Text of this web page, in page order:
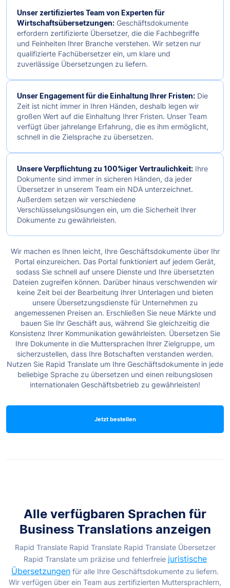
Unser zertifiziertes Team von Experten für
Wirtschaftsübersetzungen: Geschäftsdokumente
erfordern zertifizierte Übersetzer, die die Fachbegriffe
und Feinheiten Ihrer Branche verstehen. Wir setzen nur
qualifizierte Fachübersetzer ein, um klare und
zuverlässige Übersetzungen zu liefern.
Unser Engagement für die Einhaltung Ihrer Fristen: Die
Zeit ist nicht immer in Ihren Händen, deshalb legen wir
großen Wert auf die Einhaltung Ihrer Fristen. Unser Team
verfügt über jahrelange Erfahrung, die es ihm ermöglicht,
schnell in die Zielsprache zu übersetzen.
Unsere Verpflichtung zu 100%iger Vertraulichkeit: Ihre
Dokumente sind immer in sicheren Händen, da jeder
Übersetzer in unserem Team ein NDA unterzeichnet.
Außerdem setzen wir verschiedene
Verschlüsselungslösungen ein, um die Sicherheit Ihrer
Dokumente zu gewährleisten.
Wir machen es Ihnen leicht, Ihre Geschäftsdokumente über Ihr
Portal einzureichen. Das Portal funktioniert auf jedem Gerät,
sodass Sie schnell auf unsere Dienste und Ihre übersetzten
Dateien zugreifen können. Darüber hinaus verschwenden wir
keine Zeit bei der Bearbeitung Ihrer Unterlagen und bieten
unsere Übersetzungsdienste für Unternehmen zu
angemessenen Preisen an. Erschließen Sie neue Märkte und
bauen Sie Ihr Geschäft aus, während Sie gleichzeitig die
Konsistenz Ihrer Kommunikation gewährleisten. Übersetzen Sie
Ihre Dokumente in die Muttersprachen Ihrer Zielgruppe, um
sicherzustellen, dass Ihre Botschaften verstanden werden.
Nutzen Sie Rapid Translate um Ihre Geschäftsdokumente in jede
beliebige Sprache zu übersetzen und einen reibungslosen
internationalen Geschäftsbetrieb zu gewährleisten!
Jetzt bestellen
Alle verfügbaren Sprachen für
Business Translations anzeigen
Rapid Translate Rapid Translate Rapid Translate Übersetzer
Rapid Translate um präzise und fehlerfreie juristische
Übersetzungen für alle Ihre Geschäftsdokumente zu liefern.
Wir verfügen über ein Team aus zertifizierten Muttersprachlern,